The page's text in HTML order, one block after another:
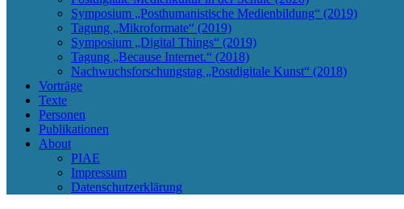
Symposium „Posthumanistische Medienbildung“ (2019)
Tagung „Mikroformate“ (2019)
Symposium „Digital Things“ (2019)
Tagung „Because Internet.“ (2018)
Nachwuchsforschungstag „Postdigitale Kunst“ (2018)
Vorträge
Texte
Personen
Publikationen
About
PIAE
Impressum
Datenschutzerklärung